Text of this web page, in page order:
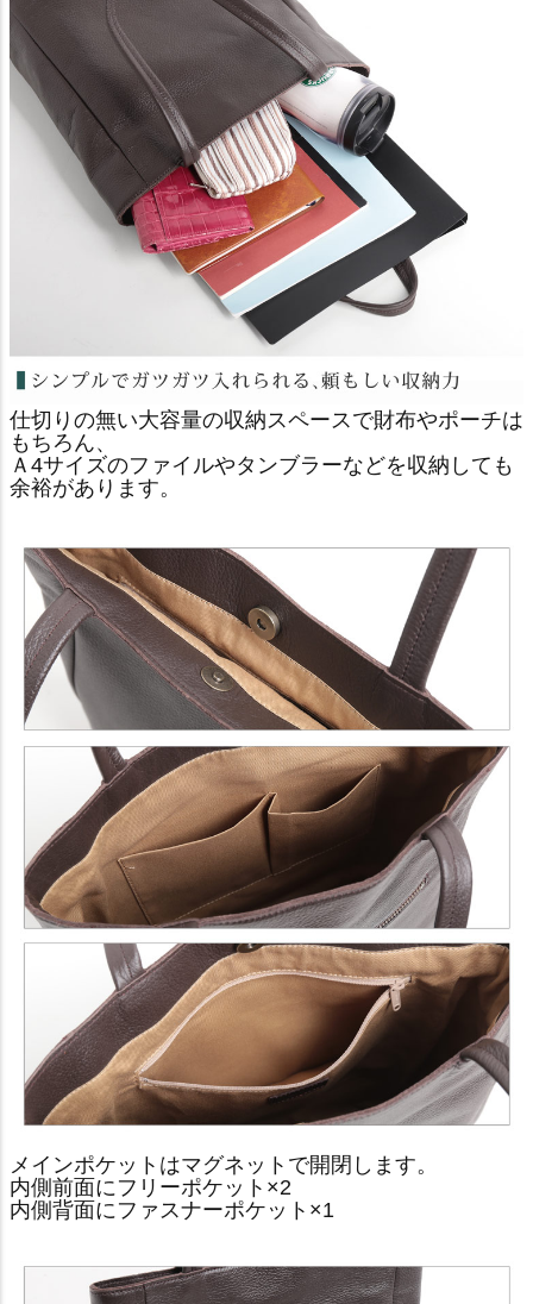
仕切りの無い大容量の収納スペースで財布やポーチは
もちろん、
Ａ4サイズのファイルやタンブラーなどを収納しても
余裕があります。
メインポケットはマグネットで開閉します。
内側前面にフリーポケット×2
内側背面にファスナーポケット×1